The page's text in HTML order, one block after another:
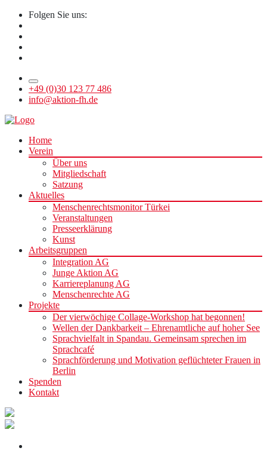
Folgen Sie uns:
+49 (0)30 123 77 486
info@aktion-fh.de
Home
Verein
Über uns
Mitgliedschaft
Satzung
Aktuelles
Menschenrechtsmonitor Türkei
Veranstaltungen
Presseerklärung
Kunst
Arbeitsgruppen
Integration AG
Junge Aktion AG
Karriereplanung AG
Menschenrechte AG
Projekte
Der vierwöchige Collage-Workshop hat begonnen!
Wellen der Dankbarkeit – Ehrenamtliche auf hoher See
Sprachvielfalt in Spandau. Gemeinsam sprechen im
Sprachcafé
Sprachförderung und Motivation geflüchteter Frauen in
Berlin
Spenden
Kontakt